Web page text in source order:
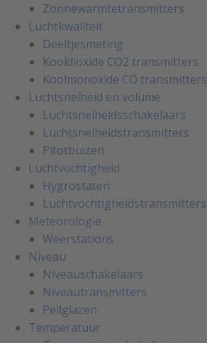
Zonnewarmtetransmitters
Luchtkwaliteit
Deeltjesmeting
Kooldioxide CO2 transmitters
Koolmonoxide CO transmitters
Luchtsnelheid en volume
Luchtsnelheidsschakelaars
Luchtsnelheidstransmitters
Pitotbuizen
Luchtvochtigheid
Hygrostaten
Luchtvochtigheidstransmitters
Meteorologie
Weerstations
Niveau
Niveauschakelaars
Niveautransmitters
Peilglazen
Temperatuur